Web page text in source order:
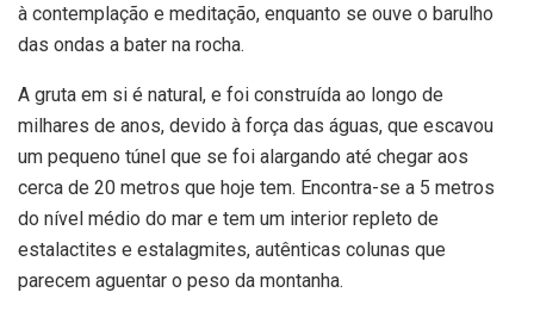
à contemplação e meditação, enquanto se ouve o barulho
das ondas a bater na rocha.
A gruta em si é natural, e foi construída ao longo de
milhares de anos, devido à força das águas, que escavou
um pequeno túnel que se foi alargando até chegar aos
cerca de 20 metros que hoje tem. Encontra-se a 5 metros
do nível médio do mar e tem um interior repleto de
estalactites e estalagmites, autênticas colunas que
parecem aguentar o peso da montanha.